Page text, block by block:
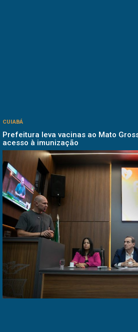
CUIABÁ
Prefeitura leva vacinas ao Mato
acesso à imunização